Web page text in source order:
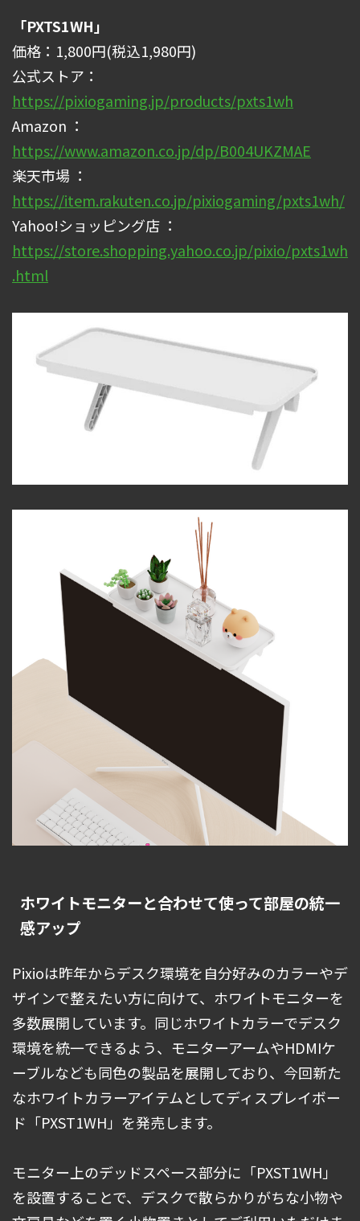
「PXTS1WH」
価格：1,800円(税込1,980円)
公式ストア：
https://pixiogaming.jp/products/pxts1wh
Amazon ：
https://www.amazon.co.jp/dp/B004UKZMAE
楽天市場 ：
https://item.rakuten.co.jp/pixiogaming/pxts1wh/
Yahoo!ショッピング店 ：
https://store.shopping.yahoo.co.jp/pixio/pxts1wh
.html
ホワイトモニターと合わせて使って部屋の統一
感アップ
Pixioは昨年からデスク環境を自分好みのカラーやデ
ザインで整えたい方に向けて、ホワイトモニターを
多数展開しています。同じホワイトカラーでデスク
環境を統一できるよう、モニターアームやHDMIケ
ーブルなども同色の製品を展開しており、今回新た
なホワイトカラーアイテムとしてディスプレイボー
ド「PXST1WH」を発売します。
モニター上のデッドスペース部分に「PXST1WH」
を設置することで、デスクで散らかりがちな小物や